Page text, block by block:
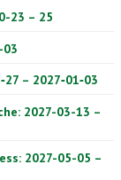
23 – 25
– 2027‑01‑03
2027-03-13 –
2027-05-05 –